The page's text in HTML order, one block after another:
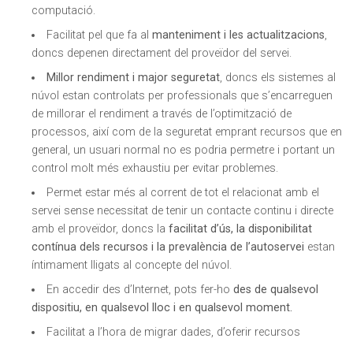
computació.
Facilitat pel que fa almanteniment i les actualitzacions,
doncs depenen directament del proveïdor del servei.
Millor rendiment i major seguretat, doncs els sistemes al
núvol estan controlats per professionals que s’encarreguen
de millorar el rendiment a través de l’optimització de
processos, així com de la seguretat emprant recursos que en
general, un usuari normal no es podria permetre i portant un
control molt més exhaustiu per evitar problemes.
Permet estar més al corrent de tot el relacionat amb el
servei sense necessitat de tenir un contacte continu i directe
amb el proveïdor, doncs la facilitat d’ús, la disponibilitat
contínua dels recursos i la prevalència de l’autoservei estan
íntimament lligats al concepte del núvol.
En accedir des d’Internet, pots fer-hodes de qualsevol
dispositiu, en qualsevol lloc i en qualsevol moment.
Facilitat a l’hora de migrar dades, d’oferir recursos